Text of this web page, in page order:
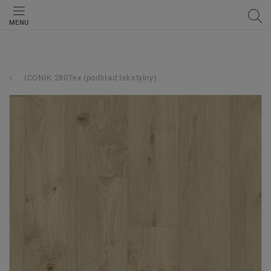
MENU
ICONIK 280Tex (podkład tekstylny)